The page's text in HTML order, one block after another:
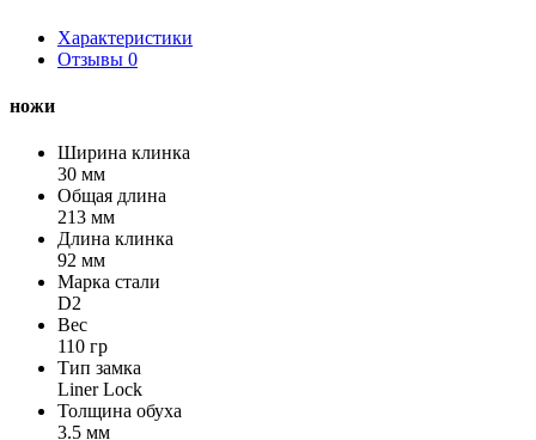
Характеристики
Отзывы 0
ножи
Ширина клинка
30 мм
Общая длина
213 мм
Длина клинка
92 мм
Марка стали
D2
Вес
110 гр
Тип замка
Liner Lock
Толщина обуха
3.5 мм